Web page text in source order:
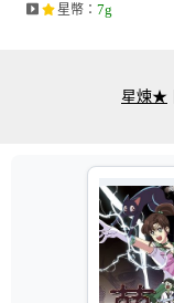
星幣 ：7g
星煉★